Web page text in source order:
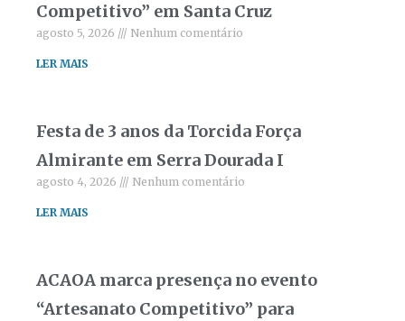
Competitivo” em Santa Cruz
agosto 5, 2026 Nenhum comentário
LER MAIS
Festa de 3 anos da Torcida Força
Almirante em Serra Dourada I
agosto 4, 2026 Nenhum comentário
LER MAIS
ACAOA marca presença no evento
“Artesanato Competitivo” para